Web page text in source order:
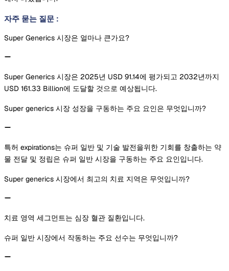
자주 묻는 질문 :
Super Generics 시장은 얼마나 큰가요?
Super Generics 시장은 2025년 USD 91.14에 평가되고 2032년까지
USD 161.33 Billion에 도달할 것으로 예상됩니다.
Super generics 시장 성장을 구동하는 주요 요인은 무엇입니까?
특허 expirations는 슈퍼 일반 및 기술 발전을위한 기회를 창출하는 약
물 전달 및 정립은 슈퍼 일반 시장을 구동하는 주요 요인입니다.
Super generics 시장에서 최고의 치료 지역은 무엇입니까?
치료 영역 세그먼트는 심장 혈관 질환입니다.
슈퍼 일반 시장에서 작동하는 주요 선수는 무엇입니까?